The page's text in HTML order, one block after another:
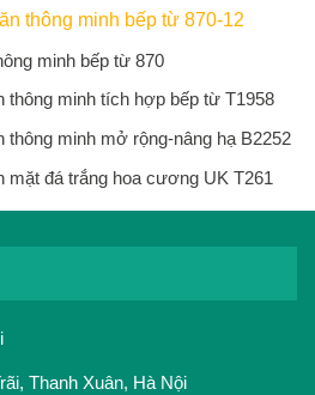
minh bếp từ 870
thông minh tích hợp bếp từ T1958
thông minh mở rộng-nâng hạ B2252
mặt đá trắng hoa cương UK T261
Thanh Xuân, Hà Nội